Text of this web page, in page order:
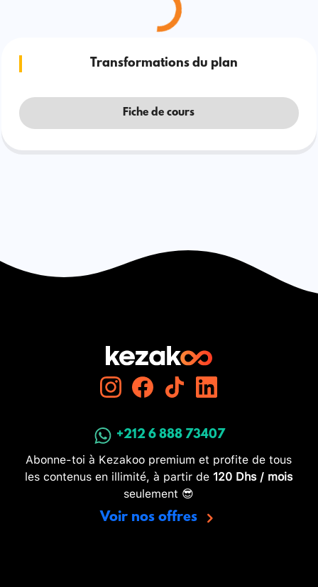
Transformations du plan
Fiche de cours
+212 6 888 73407
Abonne-toi à Kezakoo premium et profite de tous
les contenus en illimité, à partir de 120 Dhs / mois
seulement 😎
Voir nos offres